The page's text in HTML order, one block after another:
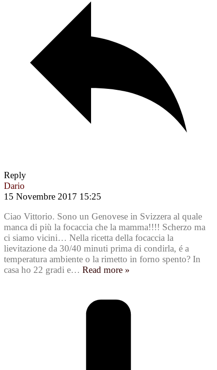
Reply
Dario
15 Novembre 2017 15:25
Ciao Vittorio. Sono un Genovese in Svizzera al quale
manca di più la focaccia che la mamma!!!! Scherzo ma
ci siamo vicini… Nella ricetta della focaccia la
lievitazione da 30/40 minuti prima di condirla, é a
temperatura ambiente o la rimetto in forno spento? In
casa ho 22 gradi e… Read more »